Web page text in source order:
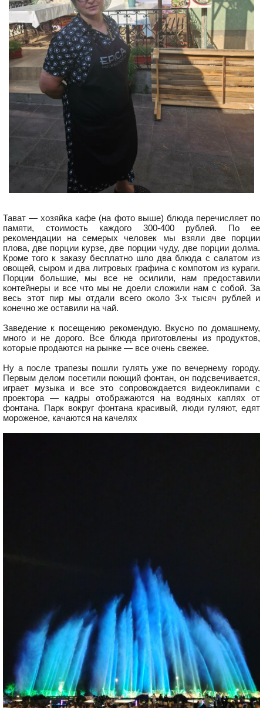
Тават — хозяйка кафе (на фото выше) блюда перечисляет по
памяти, стоимость каждого 300-400 рублей. По ее
рекомендации на семерых человек мы взяли две порции
плова, две порции курзе, две порции чуду, две порции долма.
Кроме того к заказу бесплатно шло два блюда с салатом из
овощей, сыром и два литровых графина с компотом из кураги.
Порции большие, мы все не осилили, нам предоставили
контейнеры и все что мы не доели сложили нам с собой. За
весь этот пир мы отдали всего около 3-х тысяч рублей и
конечно же оставили на чай.
Заведение к посещению рекомендую. Вкусно по домашнему,
много и не дорого. Все блюда приготовлены из продуктов,
которые продаются на рынке — все очень свежее.
Ну а после трапезы пошли гулять уже по вечернему городу.
Первым делом посетили поющий фонтан, он подсвечивается,
играет музыка и все это сопровождается видеоклипами с
проектора — кадры отображаются на водяных каплях от
фонтана. Парк вокруг фонтана красивый, люди гуляют, едят
мороженое, качаются на качелях